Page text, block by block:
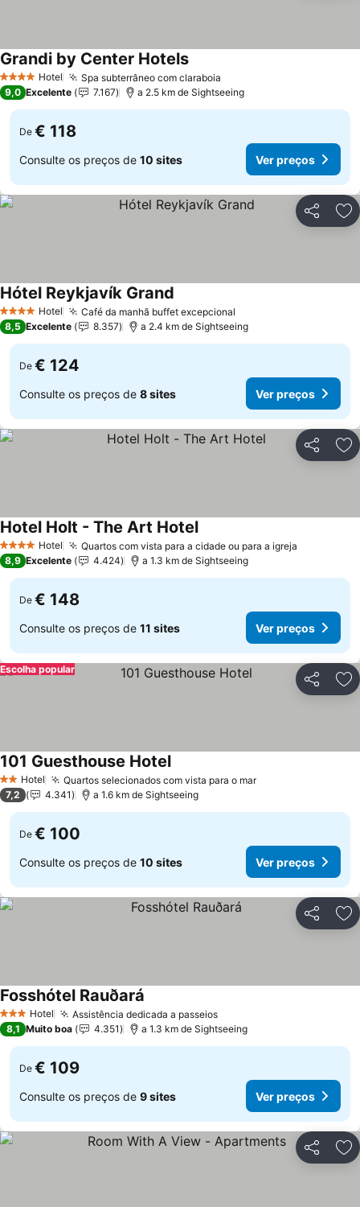
4 EstrelasHotel Spa subterrâneo com claraboia
Grandi by Center Hotels
9,0 Excelente 7.167 a 2.5 km de Sightseeing
De € 118
Consulte os preços de 10 sites Ver preços
Partilhar
4 EstrelasHotel Café da manhã buffet excepcional
Hótel Reykjavík Grand
8,5 Excelente 8.357 a 2.4 km de Sightseeing
De € 124
Consulte os preços de 8 sites Ver preços
Partilhar
4 EstrelasHotel Quartos com vista para a cidade ou para a igreja
Hotel Holt - The Art Hotel
8,9 Excelente 4.424 a 1.3 km de Sightseeing
De € 148
Consulte os preços de 11 sites Ver preços
Partilhar
Escolha popular
2 Estrelas
Hotel Quartos selecionados com vista para o mar
101 Guesthouse Hotel
7,2 4.341 a 1.6 km de Sightseeing
De € 100
Consulte os preços de 10 sites Ver preços
Partilhar
3 EstrelasHotel Assistência dedicada a passeios
Fosshótel Rauðará
8,1 Muito boa 4.351 a 1.3 km de Sightseeing
De € 109
Consulte os preços de 9 sites Ver preços
Partilhar